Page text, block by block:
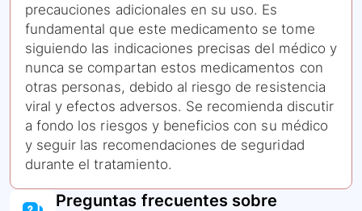
precauciones adicionales en su uso. Es
fundamental que este medicamento se tome
siguiendo las indicaciones precisas del médico y
nunca se compartan estos medicamentos con
otras personas, debido al riesgo de resistencia
viral y efectos adversos. Se recomienda discutir
a fondo los riesgos y beneficios con su médico
y seguir las recomendaciones de seguridad
durante el tratamiento.
Preguntas frecuentes sobre